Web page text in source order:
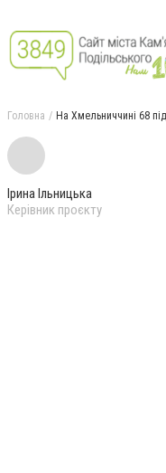
Головна На Хмельниччині 68
Ірина Ільницька
Керівник проєкту